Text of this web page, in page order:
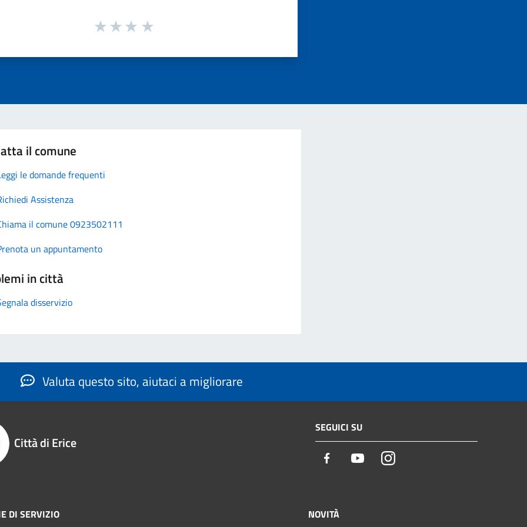
il comune
le domande frequenti
Assistenza
il comune 0923502111
un appuntamento
in città
disservizio
Valuta questo sito, aiutaci a migliorare
Città di Erice
SEGUICI SU
Facebook YoutubeInstagram
DI SERVIZIO NOVITÀ